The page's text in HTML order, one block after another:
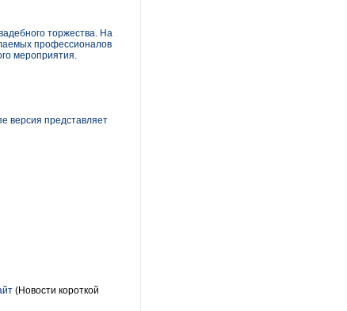
торжества. На
профессионалов
мероприятия.
версия представляет
(Новости короткой